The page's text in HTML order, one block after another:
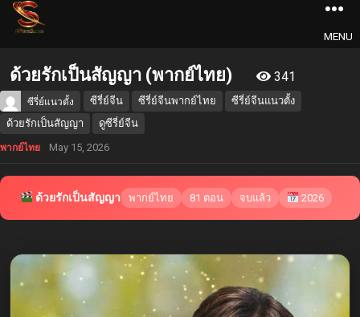
MENU
ด้วยรักเป็นสัญญา (พากย์ไทย) 341
ซีรี่ย์แนวตั้ง ซีรี่ย์จีน ซีรี่ย์จีนพากย์ไทย
ซีรี่ย์จีนแนวตั้ง
ด้วยรักเป็นสัญญา
ดูซีรี่ย์จีน
พากย์ไทย May 15, 2026
ด้วยรักเป็นสัญญา พากย์ไทย 81 ตอน จบแล้ว 2026